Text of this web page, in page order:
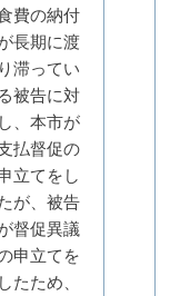
費の納付
長期に渡
り滞ってい
る被告に対
し、本市が
払督促の
立てをし
が、被告
督促異議
申立てを
したため、